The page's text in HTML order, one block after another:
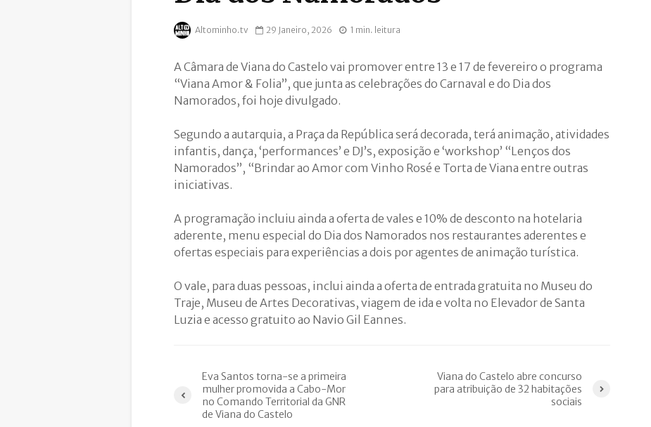
Altominho.tv 29 Janeiro, 2026 1 min. leitura
A Câmara de Viana do Castelo vai promover entre 13 e 17 de fevereiro o programa
“Viana Amor & Folia”, que junta as celebrações do Carnaval e do Dia dos
Namorados, foi hoje divulgado.
Segundo a autarquia, a Praça da República será decorada, terá animação, atividades
infantis, dança, ‘performances’ e DJ’s, exposição e ‘workshop’ “Lenços dos
Namorados”, “Brindar ao Amor com Vinho Rosé e Torta de Viana entre outras
iniciativas.
A programação incluiu ainda a oferta de vales e 10% de desconto na hotelaria
aderente, menu especial do Dia dos Namorados nos restaurantes aderentes e
ofertas especiais para experiências a dois por agentes de animação turística.
O vale, para duas pessoas, inclui ainda a oferta de entrada gratuita no Museu do
Traje, Museu de Artes Decorativas, viagem de ida e volta no Elevador de Santa
Luzia e acesso gratuito ao Navio Gil Eannes.
Eva Santos torna-se a primeira
mulher promovida a Cabo-Mor
no Comando Territorial da GNR
de Viana do Castelo
Viana do Castelo abre concurso
para atribuição de 32 habitações
sociais